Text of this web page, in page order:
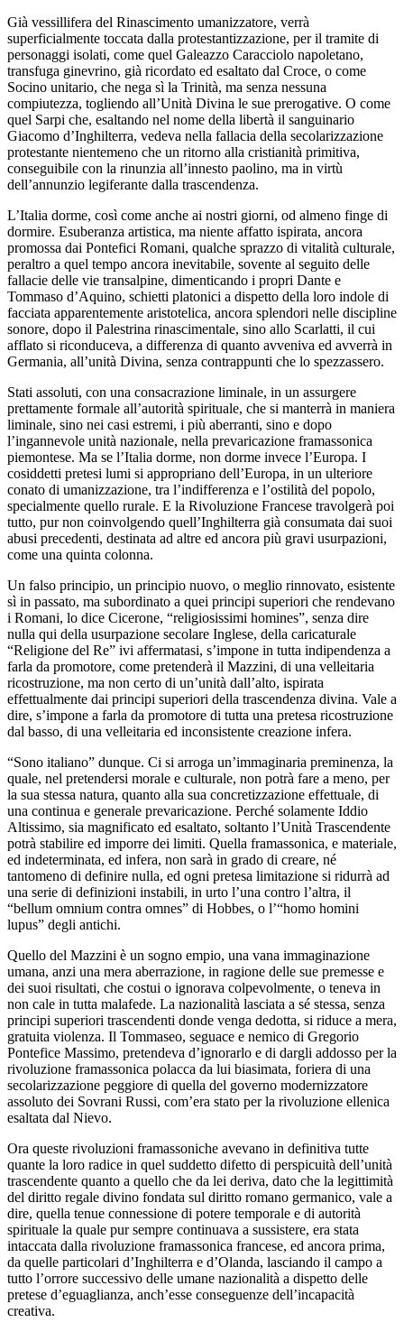
Già vessillifera del Rinascimento umanizzatore, verrà
superficialmente toccata dalla protestantizzazione, per il tramite di
personaggi isolati, come quel Galeazzo Caracciolo napoletano,
transfuga ginevrino, già ricordato ed esaltato dal Croce, o come
Socino unitario, che nega sì la Trinità, ma senza nessuna
compiutezza, togliendo all’Unità Divina le sue prerogative. O come
quel Sarpi che, esaltando nel nome della libertà il sanguinario
Giacomo d’Inghilterra, vedeva nella fallacia della secolarizzazione
protestante nientemeno che un ritorno alla cristianità primitiva,
conseguibile con la rinunzia all’innesto paolino, ma in virtù
dell’annunzio legiferante dalla trascendenza.
L’Italia dorme, così come anche ai nostri giorni, od almeno finge di
dormire. Esuberanza artistica, ma niente affatto ispirata, ancora
promossa dai Pontefici Romani, qualche sprazzo di vitalità culturale,
peraltro a quel tempo ancora inevitabile, sovente al seguito delle
fallacie delle vie transalpine, dimenticando i propri Dante e
Tommaso d’Aquino, schietti platonici a dispetto della loro indole di
facciata apparentemente aristotelica, ancora splendori nelle discipline
sonore, dopo il Palestrina rinascimentale, sino allo Scarlatti, il cui
afflato si riconduceva, a differenza di quanto avveniva ed avverrà in
Germania, all’unità Divina, senza contrappunti che lo spezzassero.
Stati assoluti, con una consacrazione liminale, in un assurgere
prettamente formale all’autorità spirituale, che si manterrà in maniera
liminale, sino nei casi estremi, i più aberranti, sino e dopo
l’ingannevole unità nazionale, nella prevaricazione framassonica
piemontese. Ma se l’Italia dorme, non dorme invece l’Europa. I
cosiddetti pretesi lumi si appropriano dell’Europa, in un ulteriore
conato di umanizzazione, tra l’indifferenza e l’ostilità del popolo,
specialmente quello rurale. E la Rivoluzione Francese travolgerà poi
tutto, pur non coinvolgendo quell’Inghilterra già consumata dai suoi
abusi precedenti, destinata ad altre ed ancora più gravi usurpazioni,
come una quinta colonna.
Un falso principio, un principio nuovo, o meglio rinnovato, esistente
sì in passato, ma subordinato a quei principi superiori che rendevano
i Romani, lo dice Cicerone, “religiosissimi homines”, senza dire
nulla qui della usurpazione secolare Inglese, della caricaturale
“Religione del Re” ivi affermatasi, s’impone in tutta indipendenza a
farla da promotore, come pretenderà il Mazzini, di una velleitaria
ricostruzione, ma non certo di un’unità dall’alto, ispirata
effettualmente dai principi superiori della trascendenza divina. Vale a
dire, s’impone a farla da promotore di tutta una pretesa ricostruzione
dal basso, di una velleitaria ed inconsistente creazione infera.
“Sono italiano” dunque. Ci si arroga un’immaginaria preminenza, la
quale, nel pretendersi morale e culturale, non potrà fare a meno, per
la sua stessa natura, quanto alla sua concretizzazione effettuale, di
una continua e generale prevaricazione. Perché solamente Iddio
Altissimo, sia magnificato ed esaltato, soltanto l’Unità Trascendente
potrà stabilire ed imporre dei limiti. Quella framassonica, e materiale,
ed indeterminata, ed infera, non sarà in grado di creare, né
tantomeno di definire nulla, ed ogni pretesa limitazione si ridurrà ad
una serie di definizioni instabili, in urto l’una contro l’altra, il
“bellum omnium contra omnes” di Hobbes, o l’“homo homini
lupus” degli antichi.
Quello del Mazzini è un sogno empio, una vana immaginazione
umana, anzi una mera aberrazione, in ragione delle sue premesse e
dei suoi risultati, che costui o ignorava colpevolmente, o teneva in
non cale in tutta malafede. La nazionalità lasciata a sé stessa, senza
principi superiori trascendenti donde venga dedotta, si riduce a mera,
gratuita violenza. Il Tommaseo, seguace e nemico di Gregorio
Pontefice Massimo, pretendeva d’ignorarlo e di dargli addosso per la
rivoluzione framassonica polacca da lui biasimata, foriera di una
secolarizzazione peggiore di quella del governo modernizzatore
assoluto dei Sovrani Russi, com’era stato per la rivoluzione ellenica
esaltata dal Nievo.
Ora queste rivoluzioni framassoniche avevano in definitiva tutte
quante la loro radice in quel suddetto difetto di perspicuità dell’unità
trascendente quanto a quello che da lei deriva, dato che la legittimità
del diritto regale divino fondata sul diritto romano germanico, vale a
dire, quella tenue connessione di potere temporale e di autorità
spirituale la quale pur sempre continuava a sussistere, era stata
intaccata dalla rivoluzione framassonica francese, ed ancora prima,
da quelle particolari d’Inghilterra e d’Olanda, lasciando il campo a
tutto l’orrore successivo delle umane nazionalità a dispetto delle
pretese d’eguaglianza, anch’esse conseguenze dell’incapacità
creativa.